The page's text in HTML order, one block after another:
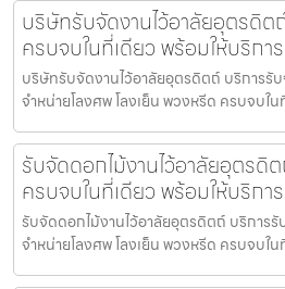
บริษัทรับจัดงานไว้อาลัยอุตรดิ
ครบจบในที่เดียว พร้อมให้บริกา
บริษัทรับจัดงานไว้อาลัยอุตรดิตถ์ บริการ
จำหน่ายโลงศพ โลงเย็น พวงหรีด ครบจบใ
รับจัดดอกไม้งานไว้อาลัยอุตร
ครบจบในที่เดียว พร้อมให้บริกา
รับจัดดอกไม้งานไว้อาลัยอุตรดิตถ์ บริการ
จำหน่ายโลงศพ โลงเย็น พวงหรีด ครบจบใ